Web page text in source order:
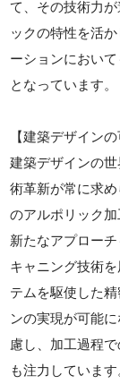
て、その技術力
ックの特性を活
ーションにおい
となっています。
【建築デザイン
建築デザインの
術革新が常に求
のアルポリック
新たなアプロー
キャニング技術
テムを駆使した
ンの実現が可能
慮し、加工過程
も注力していま